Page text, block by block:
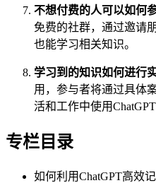
不想付费的人可以如何参
免费的社群，通过邀请
也能学习相关知识。
学习到的知识如何进行实
用，参与者将通过具体
活和工作中使用
专栏目录
如何利用ChatGPT高效